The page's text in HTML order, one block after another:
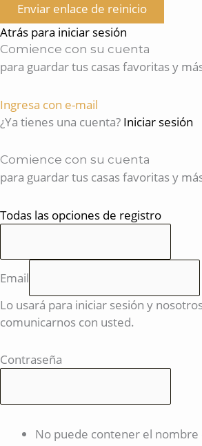
Enviar enlace de reinicio
Atrás para iniciar sesión
Comience con su cuenta
para guardar tus casas favoritas y
Ingresa con e-mail
¿Ya tienes una cuenta? Iniciar sesión
Comience con su cuenta
para guardar tus casas favoritas y
Todas las opciones de registro
Email
Lo usará para iniciar sesión y
comunicarnos con usted.
Contraseña
No puede contener el nombre